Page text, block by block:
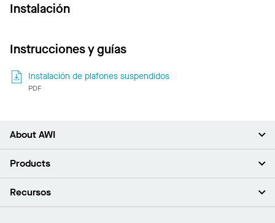
Instalación
Instrucciones y guías
Instalación de plafones suspendidos
PDF
About AWI
Acerca de nosotros
Sala de prensa
Products
Plafones
Recursos